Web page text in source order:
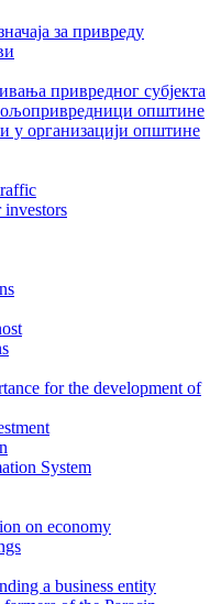
за привреду
привредног субјекта
општине
у организацији општине
investors
for the development of
System
on economy
a business entity